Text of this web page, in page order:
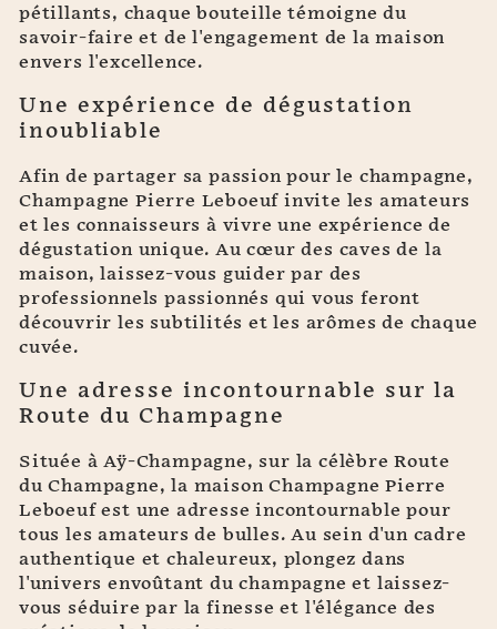
pétillants, chaque bouteille témoigne du
savoir-faire et de l'engagement de la maison
envers l'excellence.
Une expérience de dégustation
inoubliable
Afin de partager sa passion pour le champagne,
Champagne Pierre Leboeuf invite les amateurs
et les connaisseurs à vivre une expérience de
dégustation unique. Au cœur des caves de la
maison, laissez-vous guider par des
professionnels passionnés qui vous feront
découvrir les subtilités et les arômes de chaque
cuvée.
Une adresse incontournable sur la
Route du Champagne
Située à Aÿ-Champagne, sur la célèbre Route
du Champagne, la maison Champagne Pierre
Leboeuf est une adresse incontournable pour
tous les amateurs de bulles. Au sein d'un cadre
authentique et chaleureux, plongez dans
l'univers envoûtant du champagne et laissez-
vous séduire par la finesse et l'élégance des